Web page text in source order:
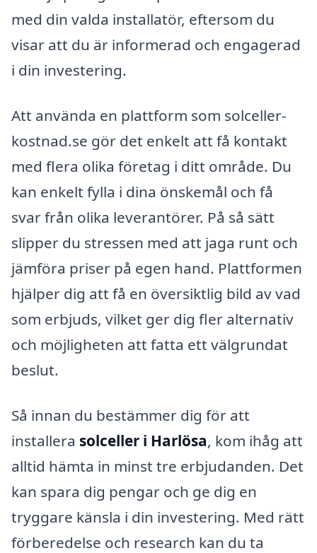
med din valda installatör, eftersom du
visar att du är informerad och engagerad
i din investering.
Att använda en plattform som solceller-
kostnad.se gör det enkelt att få kontakt
med flera olika företag i ditt område. Du
kan enkelt fylla i dina önskemål och få
svar från olika leverantörer. På så sätt
slipper du stressen med att jaga runt och
jämföra priser på egen hand. Plattformen
hjälper dig att få en översiktlig bild av vad
som erbjuds, vilket ger dig fler alternativ
och möjligheten att fatta ett välgrundat
beslut.
Så innan du bestämmer dig för att
installera solceller i Harlösa, kom ihåg att
alltid hämta in minst tre erbjudanden. Det
kan spara dig pengar och ge dig en
tryggare känsla i din investering. Med rätt
förberedelse och research kan du ta